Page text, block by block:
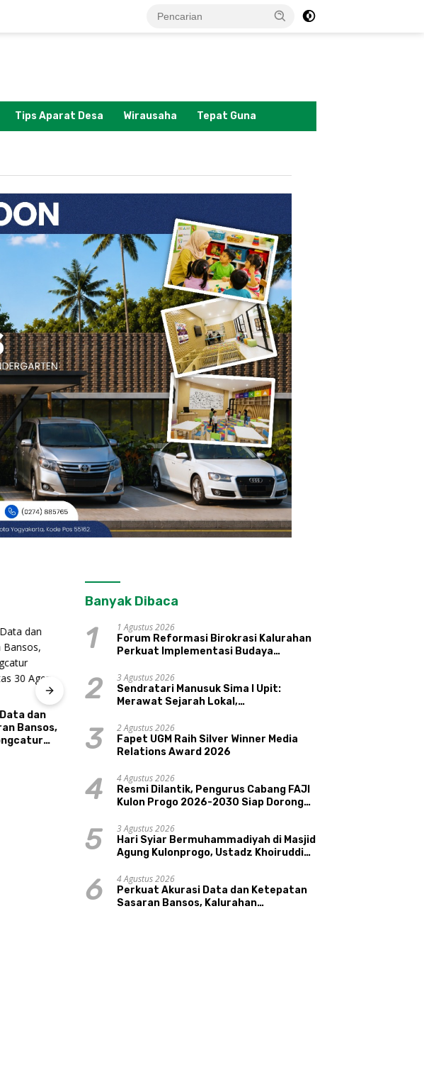
Tips Aparat Desa Wirausaha Tepat Guna
dan
Bansos,
Cabang FAJI Kulon Progo
2026-2030 Siap Dorong
Prestasi dan Sektor Sport
Memperkenalkan Potensi
Banyak Dibaca
1
1 Agustus 2026
Forum Reformasi Birokrasi Kalurahan
Perkuat Implementasi Budaya
Kepamongan DIY
2
3 Agustus 2026
Sendratari Manusuk Sima I Upit:
Merawat Sejarah Lokal,
Pariwisata, dan Ekologi Klaten
3
2 Agustus 2026
Fapet UGM Raih Silver Winner Media
Relations Award 2026
4
4 Agustus 2026
Resmi Dilantik, Pengurus Cabang FAJI
Kulon Progo 2026-2030 Siap Dorong
Sungai Progo
5
3 Agustus 2026
Hari Syiar Bermuhammadiyah di Masjid
Agung Kulonprogo, Ustadz Khoiruddin
Sakinah Adalah Agama
6
4 Agustus 2026
Perkuat Akurasi Data dan Ketepatan
Sasaran Bansos, Kalurahan